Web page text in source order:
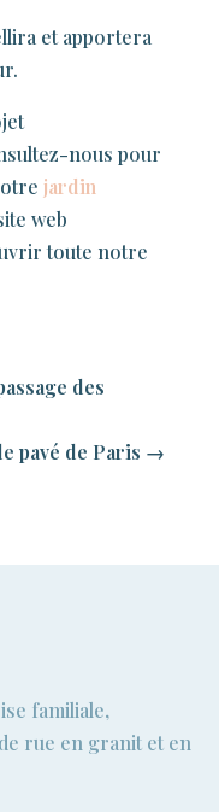
et apportera
nous pour
jardin
web
toute notre
des
pavé de Paris →
familiale,
rue en granit et en